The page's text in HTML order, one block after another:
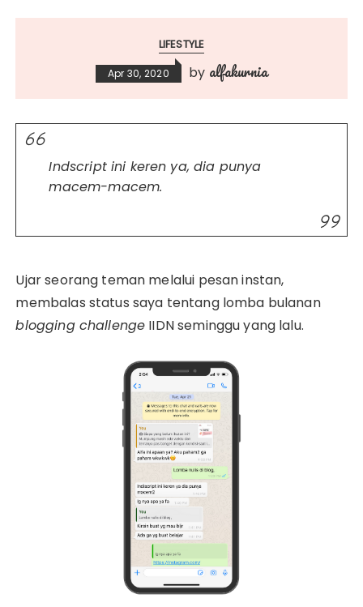
LIFESTYLE
Apr 30, 2020 by alfakurnia
Indscript ini keren ya, dia punya
macem-macem.
Ujar seorang teman melalui pesan instan,
membalas status saya tentang lomba bulanan
blogging challenge IIDN seminggu yang lalu.